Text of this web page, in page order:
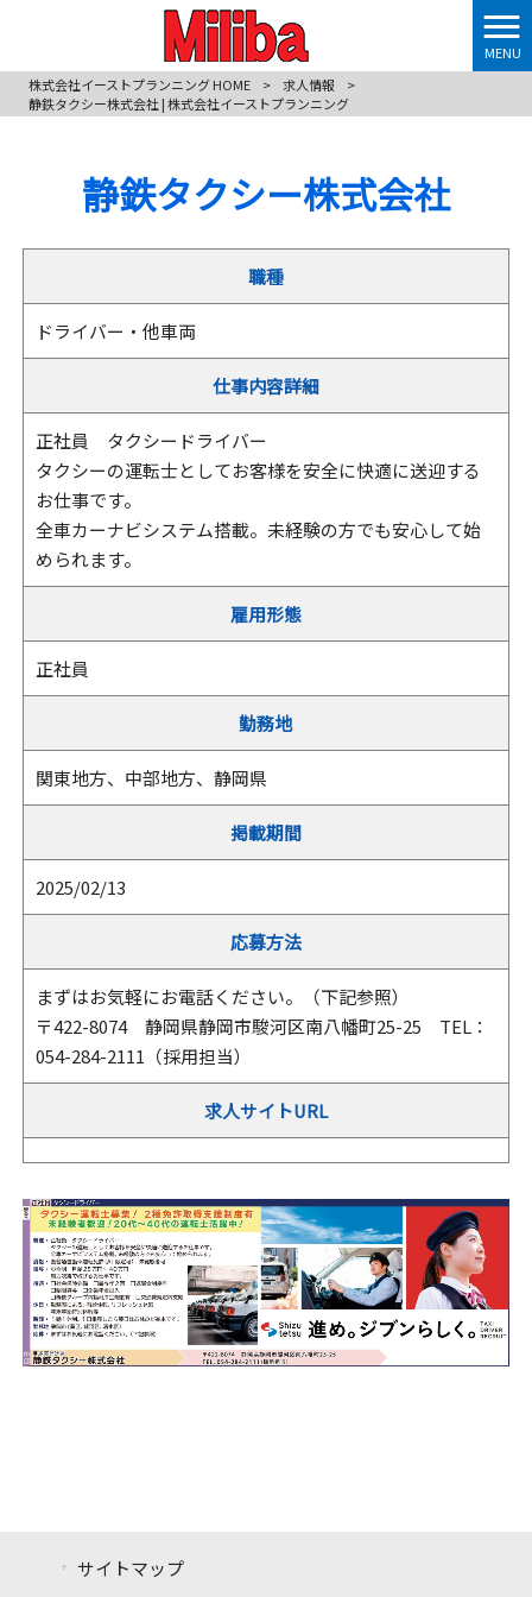
MENU
株式会社イーストプランニング HOME
> 求人情報
>
静鉄タクシー株式会社 | 株式会社イーストプランニング
静鉄タクシー株式会社
職種
ドライバー・他車両
仕事内容詳細
正社員 タクシードライバー
タクシーの運転士としてお客様を安全に快適に送迎する
お仕事です。
全車カーナビシステム搭載。未経験の方でも安心して始
められます。
雇用形態
正社員
勤務地
関東地方、中部地方、静岡県
掲載期間
2025/02/13
応募方法
まずはお気軽にお電話ください。（下記参照）
〒422-8074 静岡県静岡市駿河区南八幡町25-25 TEL：
054-284-2111（採用担当）
求人サイトURL
サイトマップ